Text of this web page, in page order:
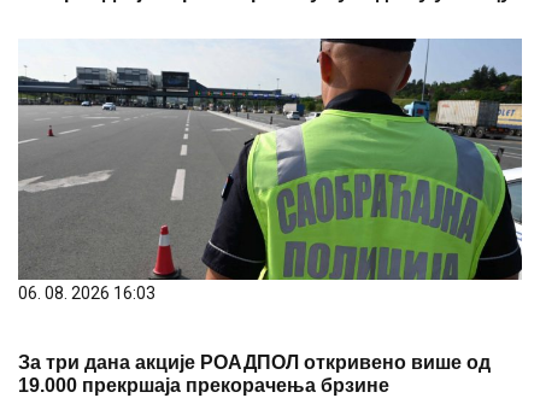
06. 08. 2026 16:03
За три дана акције РОАДПОЛ откривено више од
19.000 прекршаја прекорачења брзине
PREPORUKA ZA VAS